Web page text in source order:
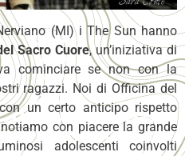
(MI) i The Sun hanno
Sacro Cuore, un’iniziativa di
cominciare se non con la
ragazzi. Noi di Officina del
un certo anticipo rispetto
con piacere la grande
adolescenti coinvolti